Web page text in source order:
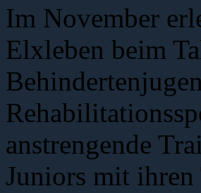
Im November
Elxleben beim
anstrengende
Juniors mit ihren